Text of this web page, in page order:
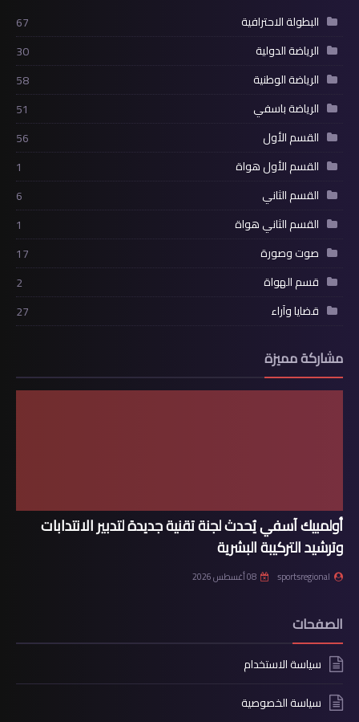
البطولة الاحترافية
67
الرياضة الدولية
30
الرياضة الوطنية
58
الرياضة باسفي
51
القسم الأول
56
القسم الأول هواة
1
القسم الثاني
6
القسم الثاني هواة
1
صوت وصورة
17
قسم الهواة
2
قضايا وآراء
27
مشاركة مميزة
أولمبيك آسفي يُحدث لجنة تقنية جديدة لتدبير الانتدابات
وترشيد التركيبة البشرية
sportsregional 08 أغسطس 2026
الصفحات
سياسة الاستخدام
سياسة الخصوصية